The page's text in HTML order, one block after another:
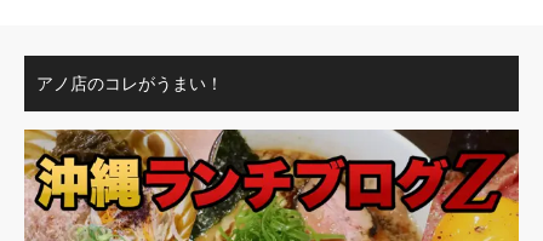
アノ店のコレがうまい！